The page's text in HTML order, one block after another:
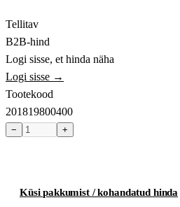
Tellitav
B2B-hind
Logi sisse, et hinda näha
Logi sisse →
Tootekood
201819800400
− +
Küsi pakkumist / kohandatud hinda